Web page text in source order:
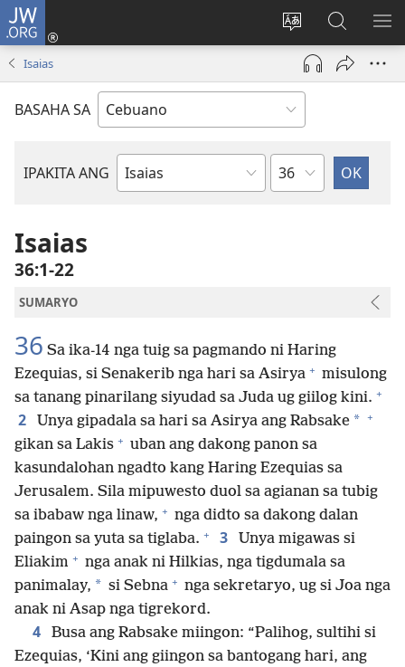
JW.ORG
Ilisi
ang
pinulongan
sa
site
Log
open
ug
window)
Pangitaa
sa
JW.ORG
Isaias
BASAHA SA
IPAKITA ANG
Basahon
Kapitulo
Isaias
36:1-22
SUMARYO
36 Sa ika-14 nga tuig sa pagmando ni Haring
Ezequias, si Senakerib nga hari sa Asirya + misulong
sa tanang pinarilang siyudad sa Juda ug giilog kini. +
2 Unya gipadala sa hari sa Asirya ang Rabsake * +
gikan sa Lakis + uban ang dakong panon sa
kasundalohan ngadto kang Haring Ezequias sa
Jerusalem. Sila mipuwesto duol sa agianan sa tubig
sa ibabaw nga linaw, + nga didto sa dakong dalan
paingon sa yuta sa tiglaba. + 3
Unya migawas si
Eliakim + nga anak ni Hilkias, nga tigdumala sa
panimalay, * si Sebna + nga sekretaryo, ug si Joa nga
anak ni Asap nga tigrekord.
4
Busa ang Rabsake miingon: “Palihog, sultihi si
Ezequias, ‘Kini ang giingon sa bantogang hari, ang